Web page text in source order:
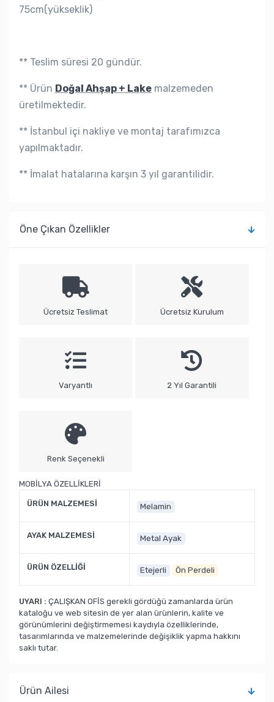
75cm(yükseklik)
** Teslim süresi 20 gündür.
** Ürün Doğal Ahşap + Lake malzemeden
üretilmektedir.
** İstanbul içi nakliye ve montaj tarafımızca
yapılmaktadır.
** İmalat hatalarına karşın 3 yıl garantilidir.
Öne Çıkan Özellikler
Ücretsiz Teslimat Ücretsiz Kurulum
Varyantlı 2 Yıl Garantili
Renk Seçenekli
MOBİLYA ÖZELLİKLERİ
ÜRÜN MALZEMESİ Melamin
AYAK MALZEMESİ Metal Ayak
ÜRÜN ÖZELLİĞİ Etejerli Ön Perdeli
UYARI : ÇALIŞKAN OFİS gerekli gördüğü zamanlarda ürün
kataloğu ve web sitesin de yer alan ürünlerin, kalite ve
görünümlerini değiştirmemesi kaydıyla özelliklerinde,
tasarımlarında ve malzemelerinde değişiklik yapma hakkını
saklı tutar.
Ürün Ailesi